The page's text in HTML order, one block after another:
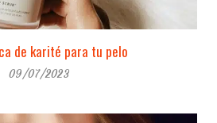
de karité para tu pelo
09/07/2023